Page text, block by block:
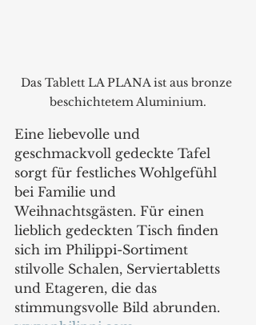
Das Tablett LA PLANA ist aus bronze
beschichtetem Aluminium.
Eine liebevolle und
geschmackvoll gedeckte Tafel
sorgt für festliches Wohlgefühl
bei Familie und
Weihnachtsgästen. Für einen
lieblich gedeckten Tisch finden
sich im Philippi-Sortiment
stilvolle Schalen, Serviertabletts
und Etageren, die das
stimmungsvolle Bild abrunden.